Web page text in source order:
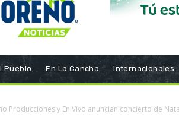
Pueblo En La Cancha Internacionales
Producciones y En Vivo anuncian concierto de